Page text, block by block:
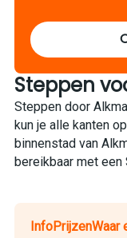
Steppen
Steppen door
kun je alle kanten
binnenstad van
bereikbaar met een
InfoPrijzenWaar